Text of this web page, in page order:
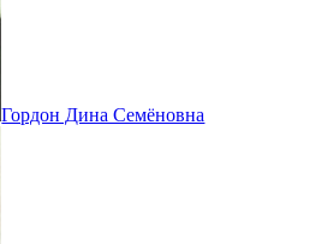
Гордон Дина Семёновна